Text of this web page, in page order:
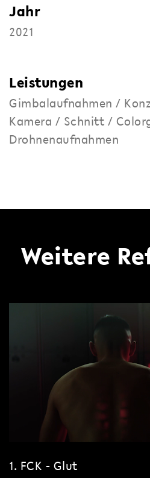
Jahr
2021
Leistungen
Gimbalaufnahmen /
Kamera / Schnitt /
Drohnenaufnahmen
Weitere
1. FCK - Glut